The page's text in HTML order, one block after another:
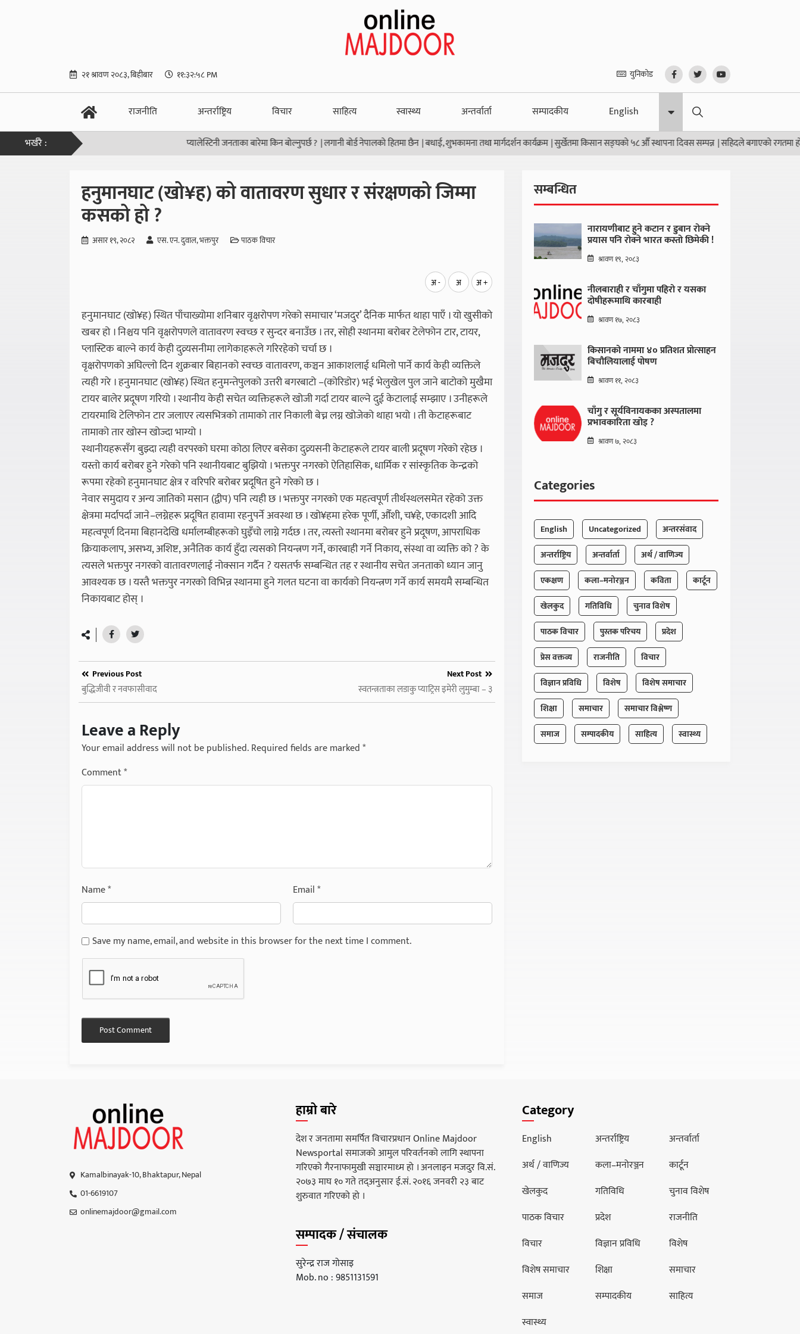
२१ श्रावण २०८३, बिहीबार ११:३२:५८ PM युनिकोड
राजनीति अन्तर्राष्ट्रिय विचार साहित्य स्वास्थ्य अन्तर्वार्ता सम्पादकीय
English
भर्खरै :
प्यालेस्टिनी जनताका बारेमा किन बोल्नुपर्छ ? |लगानी बोर्ड नेपालको हितमा छैन |बधाई, शुभकामना तथा मार्गदर्शन कार्यक्रम |सुर्खेतमा किसान सङ्घको ५८ औँ स्थापना दिवस सम्पन्न |सहिदले बगाएको रगतमा होलि
हनुमानघाट (खो¥ह) को वातावरण सुधार र संरक्षणको जिम्मा
कसको हो ?
असार १९, २०८२ एस. एन. दुवाल, भक्तपुर पाठक विचार
अ - अ अ +
हनुमानघाट (खो¥ह) स्थित पाँचाख्योमा शनिबार वृक्षरोपण गरेको समाचार ‘मजदुर’ दैनिक मार्फत थाहा पाएँ । यो खुसीको
खबर हो । निश्चय पनि वृक्षरोपणले वातावरण स्वच्छ र सुन्दर बनाउँछ । तर, सोही स्थानमा बरोबर टेलेफोन टार, टायर,
प्लास्टिक बाल्ने कार्य केही दुव्र्यसनीमा लागेकाहरूले गरिरहेको चर्चा छ ।
वृक्षरोपणको अघिल्लो दिन शुक्रबार बिहानको स्वच्छ वातावरण, कञ्चन आकाशलाई धमिलो पार्ने कार्य केही व्यक्तिले
त्यही गरे । हनुमानघाट (खो¥ह) स्थित हनुमन्तेपुलको उत्तरी बगरबाटो –(कोरिडोर) भई भेलुखेल पुल जाने बाटोको मुखैमा
टायर बालेर प्रदूषण गरियो । स्थानीय केही सचेत व्यक्तिहरूले खोजी गर्दा टायर बाल्ने दुई केटालाई सम्झाए । उनीहरूले
टायरमाथि टेलिफोन टार जलाएर त्यसभित्रको तामाको तार निकाली बेच्न लग्न खोजेको थाहा भयो । ती केटाहरूबाट
तामाको तार खोस्न खोज्दा भाग्यो ।
स्थानीयहरूसँग बुझ्दा त्यही वरपरको घरमा कोठा लिएर बसेका दुव्र्यसनी केटाहरूले टायर बाली प्रदूषण गरेको रहेछ ।
यस्तो कार्य बरोबर हुने गरेको पनि स्थानीयबाट बुझियो । भक्तपुर नगरको ऐतिहासिक, धार्मिक र सांस्कृतिक केन्द्रको
रूपमा रहेको हनुमानघाट क्षेत्र र वरिपरि बरोबर प्रदूषित हुने गरेको छ ।
नेवार समुदाय र अन्य जातिको मसान (द्वीप) पनि त्यही छ । भक्तपुर नगरको एक महत्वपूर्ण तीर्थस्थलसमेत रहेको उक्त
क्षेत्रमा मर्दापर्दा जाने–लग्नेहरू प्रदूषित हावामा रहनुपर्ने अवस्था छ । खो¥हमा हरेक पूर्णी, औँशी, च¥हे, एकादशी आदि
महत्वपूर्ण दिनमा बिहानदेखि धर्मालम्बीहरूको घुइँचो लाग्ने गर्दछ । तर, त्यस्तो स्थानमा बरोबर हुने प्रदूषण, आपराधिक
क्रियाकलाप, असभ्य, अशिष्ट, अनैतिक कार्य हुँदा त्यसको नियन्त्रण गर्ने, कारबाही गर्ने निकाय, संस्था वा व्यक्ति को ? के
त्यसले भक्तपुर नगरको वातावरणलाई नोक्सान गर्दैन ? यसतर्फ सम्बन्धित तह र स्थानीय सचेत जनताको ध्यान जानु
आवश्यक छ । यस्तै भक्तपुर नगरको विभिन्न स्थानमा हुने गलत घटना वा कार्यको नियन्त्रण गर्ने कार्य समयमै सम्बन्धित
निकायबाट होस् ।
Previous Post
बुद्धिजीवी र नवफासीवाद
Next Post
स्वतन्त्रताका लडाकु प्याट्रिस इमेरी लुमुम्बा – ३
Leave a Reply
Your email address will not be published.Required fields are marked*
Comment*
Name* Email*
Save my name, email, and website in this browser for the next time I comment.
सम्बन्धित
नारायणीबाट हुने कटान र डुबान रोक्ने
प्रयास पनि रोक्ने भारत कस्तो छिमेकी !
श्रावण १९, २०८३
नीलबाराही र चाँगुमा पहिरो र यसका
दोषीहरूमाथि कारबाही
श्रावण १७, २०८३
किसानको नाममा ४० प्रतिशत प्रोत्साहन
बिचौलियालाई पोषण
श्रावण ११, २०८३
चाँगु र सूर्यविनायकका अस्पतालमा
प्रभावकारिता खोइ ?
श्रावण ७, २०८३
Categories
English Uncategorized
अन्तरसंवाद
अन्तर्राष्ट्रिय
अन्तर्वार्ता
अर्थ / वाणिज्य
एकक्षण
कला–मनोरञ्जन कविता
कार्टून
खेलकुद
गतिविधि
चुनाव विशेष
पाठक विचार
पुस्तक परिचय
प्रदेश
प्रेस वक्तव्य
राजनीति
विचार
विज्ञान प्रविधि
विशेष
विशेष समाचार
शिक्षा
समाचार
समाचार विश्लेष्ण
समाज
सम्पादकीय साहित्य स्वास्थ्य
Kamalbinayak-10, Bhaktapur, Nepal
01-6619107
onlinemajdoor@gmail.com
हाम्रो बारे
देश र जनतामा समर्पित विचारप्रधान Online Majdoor
Newsportal समाजको आमुल परिवर्तनको लागि स्थापना
गरिएको गैरनाफामुखी सञ्चारमाध्म हो । अनलाइन मजदुर वि.सं.
२०७३ माघ १० गते तद्अनुसार ई.सं. २०१६ जनवरी २३ बाट
शुरुवात गरिएको हो ।
सम्पादक / संचालक
सुरेन्द्र राज गोसाइ
Mob. no : 9851131591
Category
English अन्तर्राष्ट्रिय
अन्तर्वार्ता
अर्थ / वाणिज्य
कला–मनोरञ्जन
कार्टून
खेलकुद
गतिविधि
चुनाव विशेष
पाठक विचार
प्रदेश
राजनीति
विचार
विज्ञान प्रविधि
विशेष
विशेष समाचार
शिक्षा
समाचार
समाज
सम्पादकीय
साहित्य
स्वास्थ्य